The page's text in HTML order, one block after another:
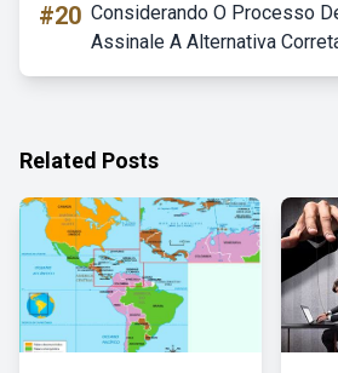
#20 Considerando O Processo
Assinale A Alternativa
Related Posts